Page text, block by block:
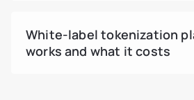
d’examen / Résolu
Pièces jointes dans le
White-label tokenization
works and what it costs